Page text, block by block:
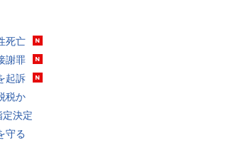
死亡
謝罪
起訴
税か
決定
守る